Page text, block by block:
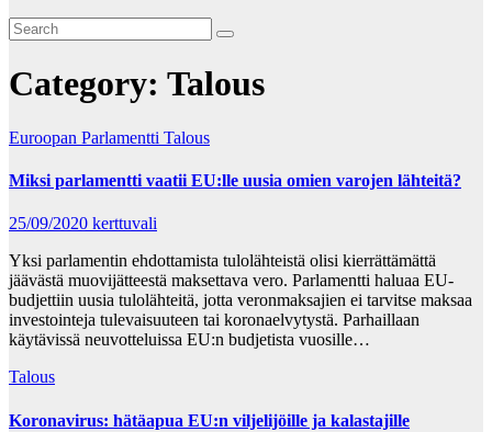
Category: Talous
Euroopan Parlamentti Talous
Miksi parlamentti vaatii EU:lle uusia omien varojen lähteitä?
25/09/2020 kerttuvali
Yksi parlamentin ehdottamista tulolähteistä olisi kierrättämättä
jäävästä muovijätteestä maksettava vero. Parlamentti haluaa EU-
budjettiin uusia tulolähteitä, jotta veronmaksajien ei tarvitse maksaa
investointeja tulevaisuuteen tai koronaelvytystä. Parhaillaan
käytävissä neuvotteluissa EU:n budjetista vuosille…
Talous
Koronavirus: hätäapua EU:n viljelijöille ja kalastajille